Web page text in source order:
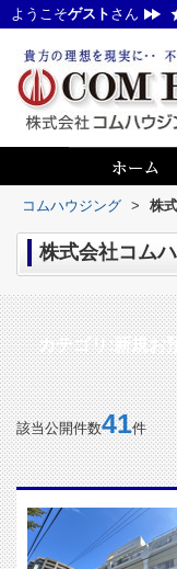
ようこそゲスト さん
コムハウジング > 株
株式会社コム
カテゴリ:新規お
該当公開件数41件